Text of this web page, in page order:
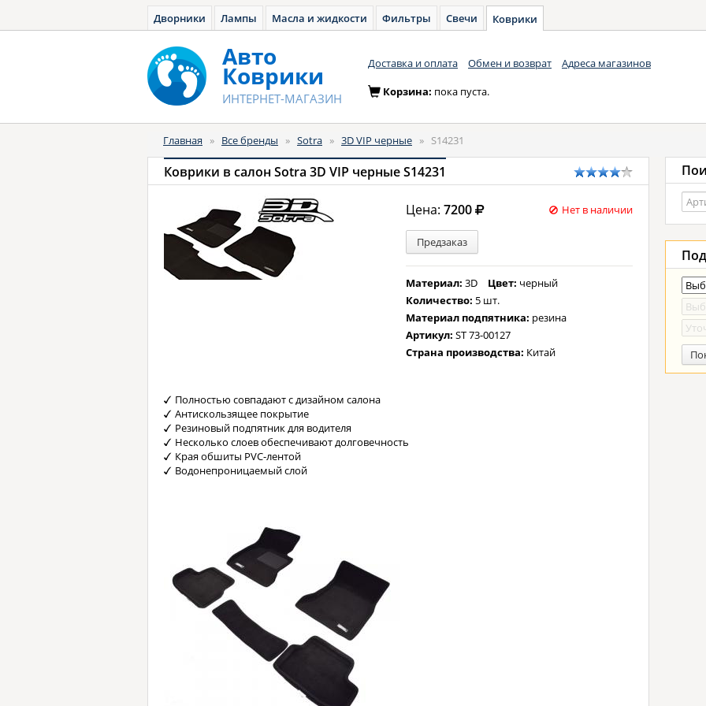
Дворники Лампы Масла и жидкости Фильтры Свечи Коврики
Авто
Коврики
ИНТЕРНЕТ-МАГАЗИН
Доставка и оплата Обмен и возврат Адреса магазинов
Корзина: пока пуста.
Главная » Все бренды » Sotra » 3D VIP черные » S14231
Коврики в салон Sotra 3D VIP черные S14231
Цена:7200 Нет в наличии
Предзаказ
Материал:3D Цвет: черный
Количество: 5 шт.
Материал подпятника: резина
Артикул:ST 73-00127
Страна производства: Китай
Полностью совпадают с дизайном салона
Антискользящее покрытие
Резиновый подпятник для водителя
Несколько слоев обеспечивают долговечность
Края обшиты PVC-лентой
Водонепроницаемый слой